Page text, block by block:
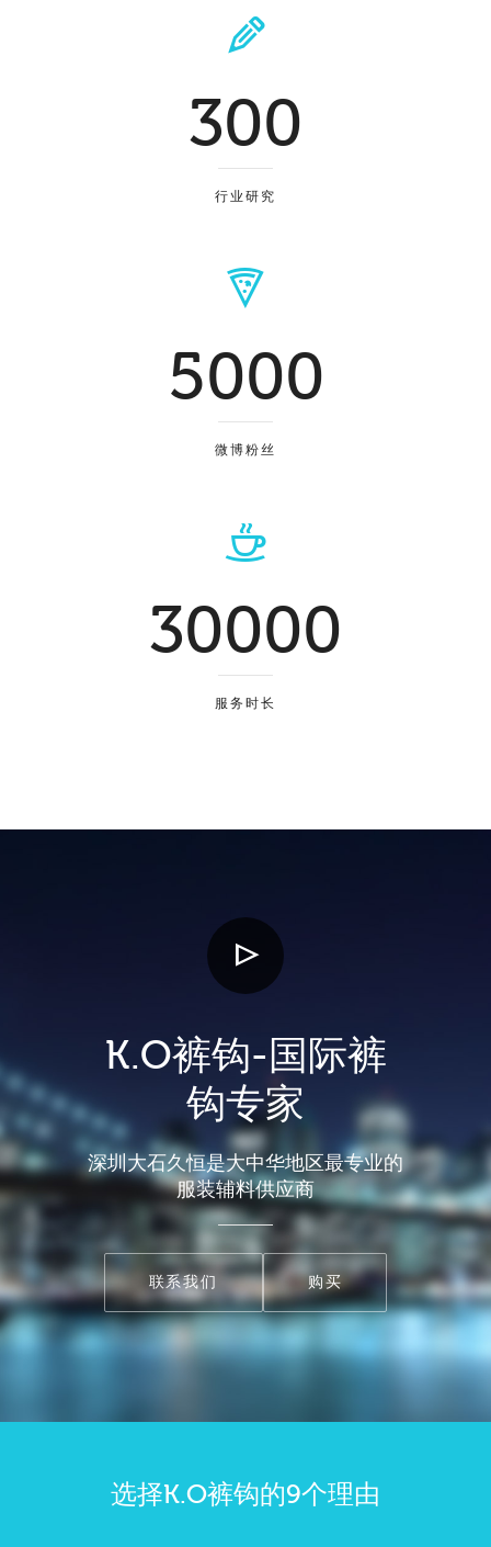
300
行业研究
5000
微博粉丝
30000
服务时长
K.O裤钩-国际裤
钩专家
深圳大石久恒是大中华地区最专业的
服装辅料供应商
联系我们 购买
选择K.O裤钩的9个理由